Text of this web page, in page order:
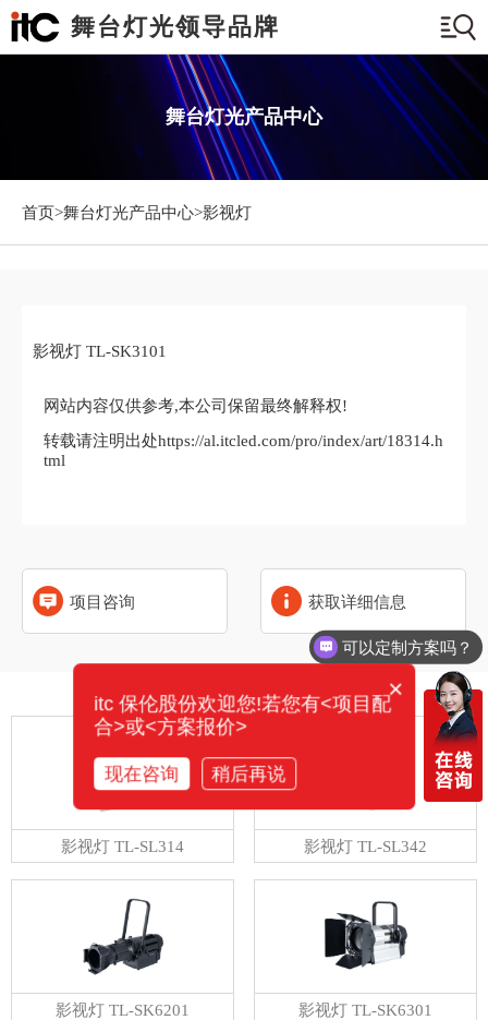
舞台灯光领导品牌
舞台灯光产品中心
首页>舞台灯光产品中心>影视灯
影视灯 TL-SK3101
网站内容仅供参考,本公司保留最终解释权!
转载请注明出处https://al.itcled.com/pro/index/art/18314.h
tml
项目咨询 获取详细信息
相关产品
影视灯 TL-SL314 影视灯 TL-SL342
影视灯 TL-SK6201 影视灯 TL-SK6301
可以定制方案吗？
×
itc 保伦股份欢迎您!若您有<项目配
合>或<方案报价>
现在咨询 稍后再说